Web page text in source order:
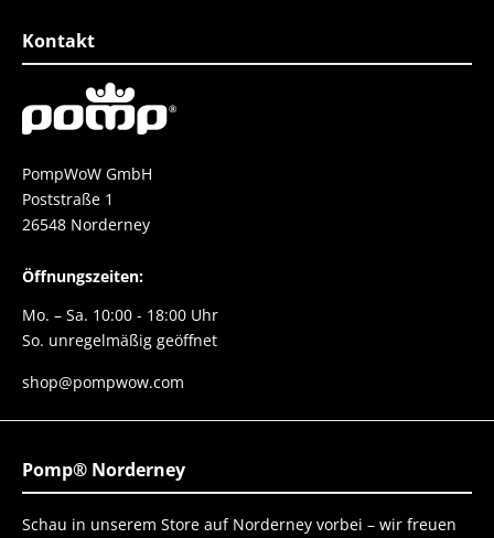
Kontakt
PompWoW GmbH
Poststraße 1
26548 Norderney
Öffnungszeiten:
Mo. – Sa. 10:00 - 18:00 Uhr
So. unregelmäßig geöffnet
shop@pompwow.com
Pomp® Norderney
Schau in unserem Store auf Norderney vorbei – wir freuen